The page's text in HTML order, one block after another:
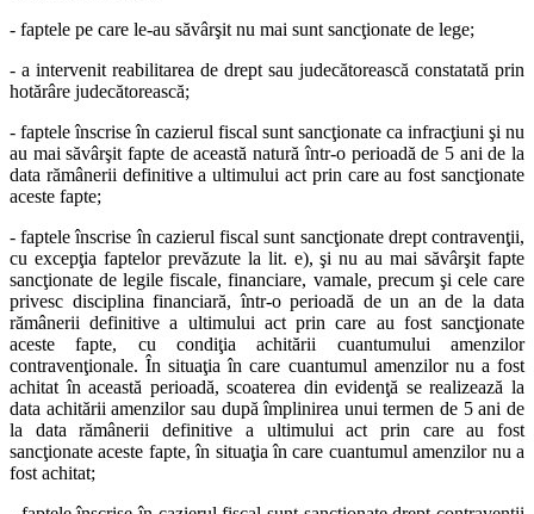
- faptele pe care le-au săvârşit nu mai sunt sancţionate de lege;
- a intervenit reabilitarea de drept sau judecătorească constatată prin
hotărâre judecătorească;
- faptele înscrise în cazierul fiscal sunt sancţionate ca infracţiuni şi nu
au mai săvârşit fapte de această natură într-o perioadă de 5 ani de la
data rămânerii definitive a ultimului act prin care au fost sancţionate
aceste fapte;
- faptele înscrise în cazierul fiscal sunt sancţionate drept contravenţii,
cu excepţia faptelor prevăzute la lit. e), şi nu au mai săvârşit fapte
sancţionate de legile fiscale, financiare, vamale, precum şi cele care
privesc disciplina financiară, într-o perioadă de un an de la data
rămânerii definitive a ultimului act prin care au fost sancţionate
aceste fapte, cu condiţia achitării cuantumului amenzilor
contravenţionale. În situaţia în care cuantumul amenzilor nu a fost
achitat în această perioadă, scoaterea din evidenţă se realizează la
data achitării amenzilor sau după împlinirea unui termen de 5 ani de
la data rămânerii definitive a ultimului act prin care au fost
sancţionate aceste fapte, în situaţia în care cuantumul amenzilor nu a
fost achitat;